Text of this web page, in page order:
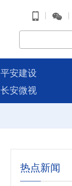
| |
平安建设
长安微视
热点新闻